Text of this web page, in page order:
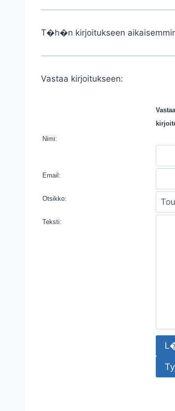
T�h�n kirjoitukseen
Vastaa kirjoitukseen:
Vastaa
Nimi:
Email:
Otsikko:
Teksti: